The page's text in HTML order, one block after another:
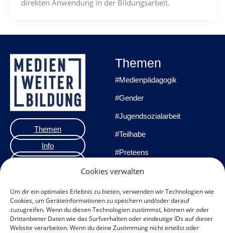
Cookies verwalten
Um dir ein optimales Erlebnis zu bieten, verwenden wir Technologien wie
Cookies, um Geräteinformationen zu speichern und/oder darauf
zuzugreifen. Wenn du diesen Technologien zustimmst, können wir oder
Drittanbieter Daten wie das Surfverhalten oder eindeutige IDs auf dieser
Website verarbeiten. Wenn du deine Zustimmung nicht erteilst oder
direkten Anwendung in der Bildungsarbeit.
Themen
Info
Impressum
Datenschutzerklärung
Themen
#Medienpädagogik
#Gender
#Jugendsozialarbeit
#Teilhabe
#Preteens
#Praxisprojekte
#Methoden